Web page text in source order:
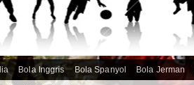
Bola Inggris Bola Spanyol Bola Jerman